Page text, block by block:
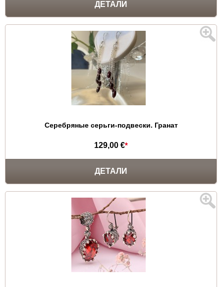
ДЕТАЛИ
Серебряные серьги-подвески. Гранат
129,00 €*
ДЕТАЛИ